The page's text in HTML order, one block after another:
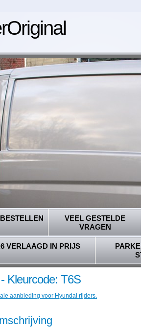
VEEL GESTELDE
VRAGEN
VERLAAGD IN PRIJS
Kleurcode: T6S
aanbieding voor Hyundai rijders.